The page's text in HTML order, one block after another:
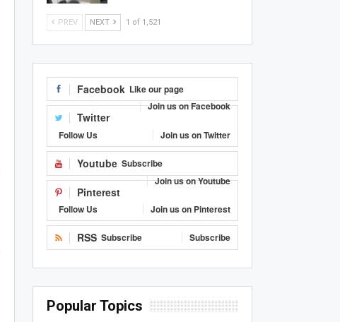
PREV NEXT 1 of 1,521
Facebook Like our page
Join us on Facebook
Twitter
Follow Us Join us on Twitter
Youtube Subscribe
Join us on Youtube
Pinterest
Follow Us Join us on Pinterest
RSS Subscribe Subscribe
Popular Topics